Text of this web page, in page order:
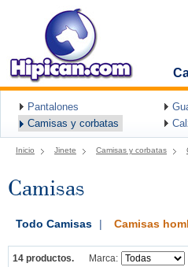
Pantalones
Camisas y corbatas
Inicio Jinete Camisas y corbatas
Camisas
Todo Camisas | Camisas
14 productos. Marca: